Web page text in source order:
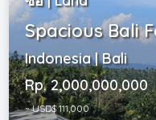
Spacious Bali
Indonesia | Bali
Rp. 2,000,000,000
~ USD$ 111,000